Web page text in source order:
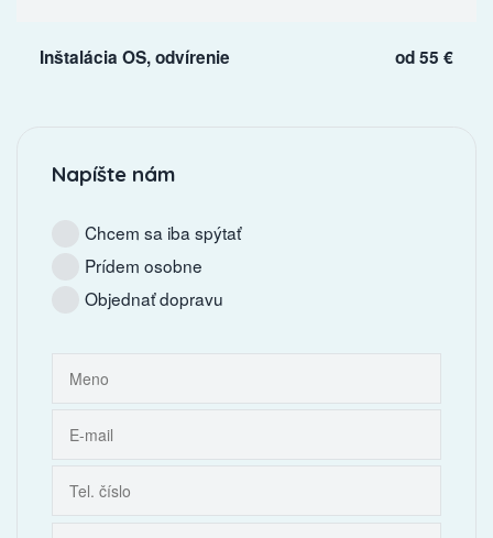
Inštalácia OS, odvírenie od 55 €
Napíšte nám
Chcem sa iba spýtať
Prídem osobne
Objednať dopravu